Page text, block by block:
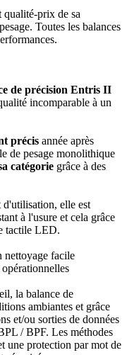
prix de sa
Toutes les balances
de précision Entris II
incomparable à un
précis année après
de pesage monolithique
catégorie grâce à des
d'utilisation, elle est
à l'usure et cela grâce
tactile LED.
nettoyage facile
la balance de
ambiantes et grâce
et/ou sorties de données
/ BPF. Les méthodes
une protection par mot de